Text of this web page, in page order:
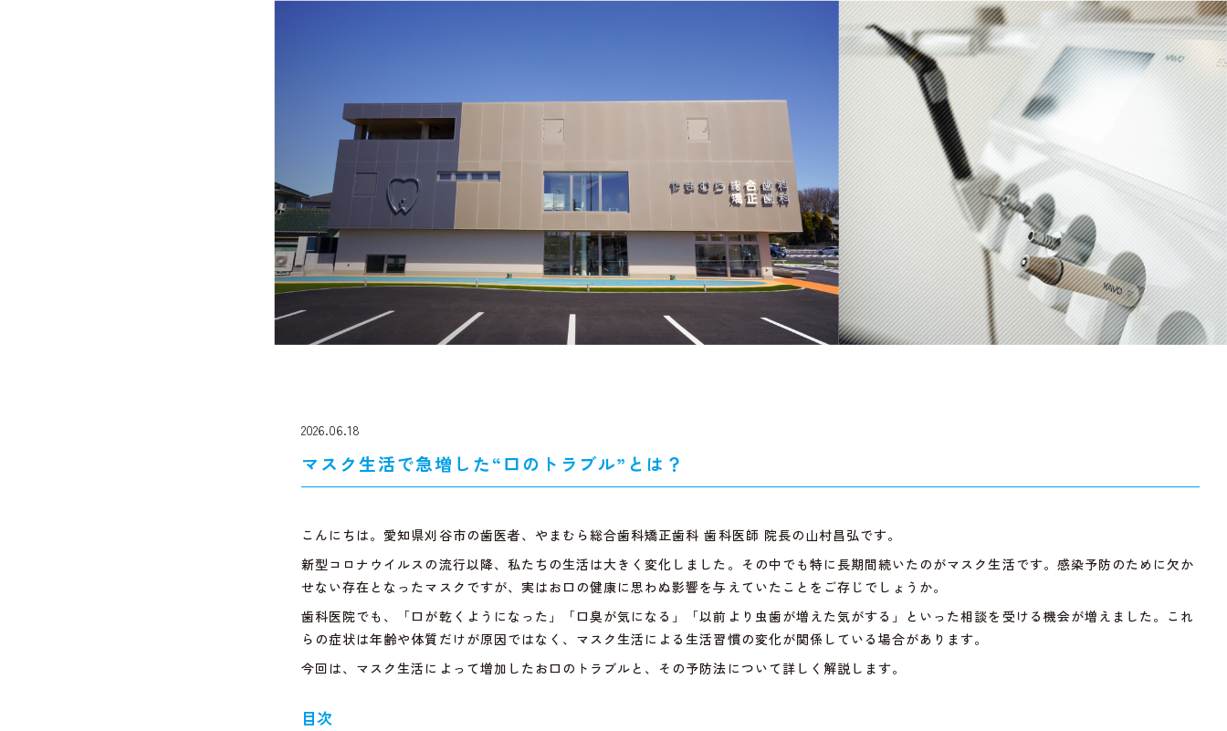
2026.06.18
マスク生活で急増した“口のトラブル”とは？
こんにちは。愛知県刈谷市の歯医者、やまむら総合歯科矯正歯科 歯科医師 院長の山村昌弘です。
新型コロナウイルスの流行以降、私たちの生活は大きく変化しました。その中でも特に長期間続いたのがマスク生活です。感染予防のために欠か
せない存在となったマスクですが、実はお口の健康に思わぬ影響を与えていたことをご存じでしょうか。
歯科医院でも、「口が乾くようになった」「口臭が気になる」「以前より虫歯が増えた気がする」といった相談を受ける機会が増えました。これ
らの症状は年齢や体質だけが原因ではなく、マスク生活による生活習慣の変化が関係している場合があります。
今回は、マスク生活によって増加したお口のトラブルと、その予防法について詳しく解説します。
目次